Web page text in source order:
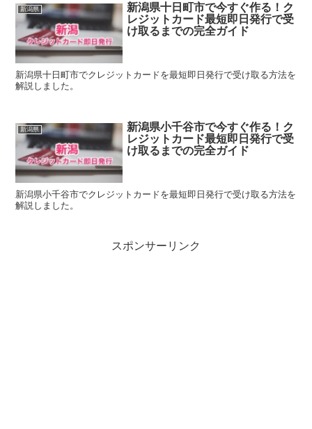
新潟県
新潟県十日町市で今すぐ作る！ク
レジットカード最短即日発行で受
け取るまでの完全ガイド
新潟県十日町市でクレジットカードを最短即日発行で受け取る方法を
解説しました。
新潟県
新潟県小千谷市で今すぐ作る！ク
レジットカード最短即日発行で受
け取るまでの完全ガイド
新潟県小千谷市でクレジットカードを最短即日発行で受け取る方法を
解説しました。
スポンサーリンク